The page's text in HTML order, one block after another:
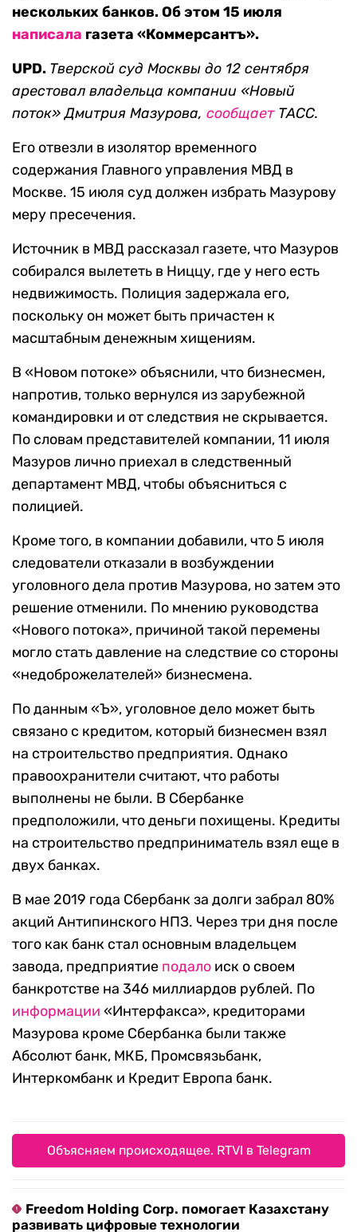
нескольких банков. Об этом 15 июля
написала газета «Коммерсантъ».
UPD. Тверской суд Москвы до 12 сентября
арестовал владельца компании «Новый
поток» Дмитрия Мазурова, сообщаетТАСС.
Его отвезли в изолятор временного
содержания Главного управления МВД в
Москве. 15 июля суд должен избрать Мазурову
меру пресечения.
Источник в МВД рассказал газете, что Мазуров
собирался вылететь в Ниццу, где у него есть
недвижимость. Полиция задержала его,
поскольку он может быть причастен к
масштабным денежным хищениям.
В «Новом потоке» объяснили, что бизнесмен,
напротив, только вернулся из зарубежной
командировки и от следствия не скрывается.
По словам представителей компании, 11 июля
Мазуров лично приехал в следственный
департамент МВД, чтобы объясниться с
полицией.
Кроме того, в компании добавили, что 5 июля
следователи отказали в возбуждении
уголовного дела против Мазурова, но затем это
решение отменили. По мнению руководства
«Нового потока», причиной такой перемены
могло стать давление на следствие со стороны
«недоброжелателей» бизнесмена.
По данным «Ъ», уголовное дело может быть
связано с кредитом, который бизнесмен взял
на строительство предприятия. Однако
правоохранители считают, что работы
выполнены не были. В Сбербанке
предположили, что деньги похищены. Кредиты
на строительство предприниматель взял еще в
двух банках.
В мае 2019 года Сбербанк за долги забрал 80%
акций Антипинского НПЗ. Через три дня после
того как банк стал основным владельцем
завода, предприятие подало иск о своем
банкротстве на 346 миллиардов рублей. По
информации «Интерфакса», кредиторами
Мазурова кроме Сбербанка были также
Абсолют банк, МКБ, Промсвязьбанк,
Интеркомбанк и Кредит Европа банк.
Объясняем происходящее. RTVI в Telegram
Freedom Holding Corp. помогает Казахстану
развивать цифровые технологии